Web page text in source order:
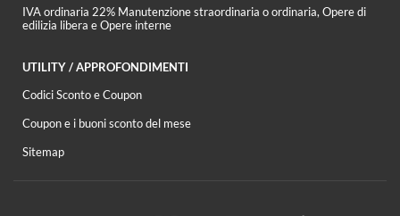
IVA ordinaria 22% Manutenzione straordinaria o ordinaria, Opere di
edilizia libera e Opere interne
UTILITY / APPROFONDIMENTI
Codici Sconto e Coupon
Coupon e i buoni sconto del mese
Sitemap